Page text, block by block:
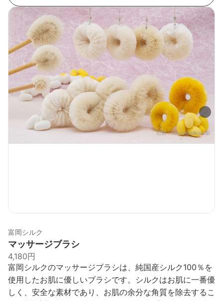
出典：tomiokasilk.shop
富岡シルク
マッサージブラシ
4,180円
富岡シルクのマッサージブラシは、純国産シルク100％を
使用したお肌に優しいブラシです。シルクはお肌に一番優
しく、安全な素材であり、お肌の余分な角質を除去するこ